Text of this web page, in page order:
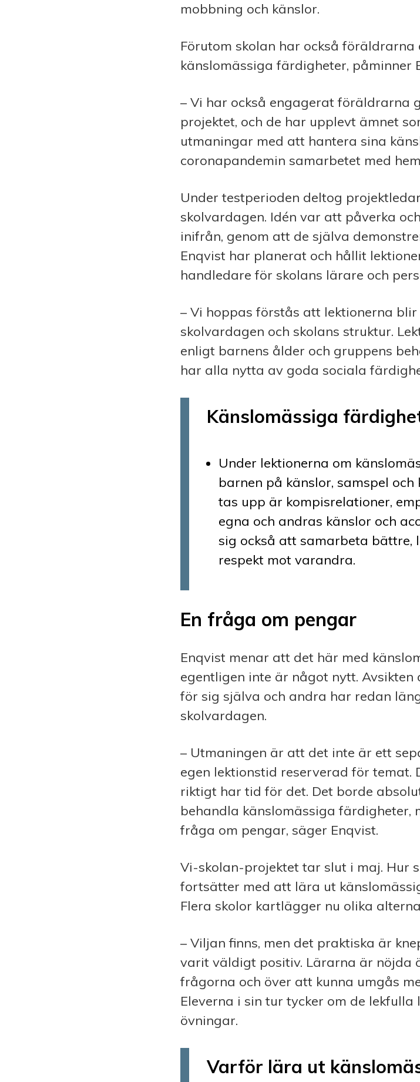
mobbning och känslor.
Förutom skolan har också
känslomässiga färdigheter, påminner
– Vi har också engagerat föräldrarna
projektet, och de har upplevt ämnet
utmaningar med att hantera sina
coronapandemin samarbetet med
Under testperioden deltog
skolvardagen. Idén var att påverka
inifrån, genom att de själva
Enqvist har planerat och hållit
handledare för skolans lärare och
– Vi hoppas förstås att lektionerna
skolvardagen och skolans struktur.
enligt barnens ålder och gruppens
har alla nytta av goda sociala
Känslomässiga
Under lektionerna om
barnen på känslor, samspel
tas upp är kompisrelationer,
egna och andras känslor och
sig också att samarbeta bättre,
respekt mot varandra.
En fråga om pengar
Enqvist menar att det här med
egentligen inte är något nytt.
för sig själva och andra har redan
skolvardagen.
– Utmaningen är att det inte är ett
egen lektionstid reserverad för
riktigt har tid för det. Det borde
behandla känslomässiga färdigheter,
fråga om pengar, säger Enqvist.
Vi-skolan-projektet tar slut i maj. Hur
fortsätter med att lära ut
Flera skolor kartlägger nu olika
– Viljan finns, men det praktiska är
varit väldigt positiv. Lärarna är nöjda
frågorna och över att kunna umgås
Eleverna i sin tur tycker om de
övningar.
Varför lära ut